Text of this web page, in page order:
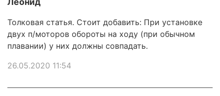
Толковая статья. Стоит добавить: При установке
двух п/моторов обороты на ходу (при обычном
плавании) у них должны совпадать.
26.05.2020 11:54